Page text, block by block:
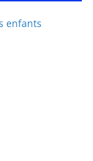
enfants